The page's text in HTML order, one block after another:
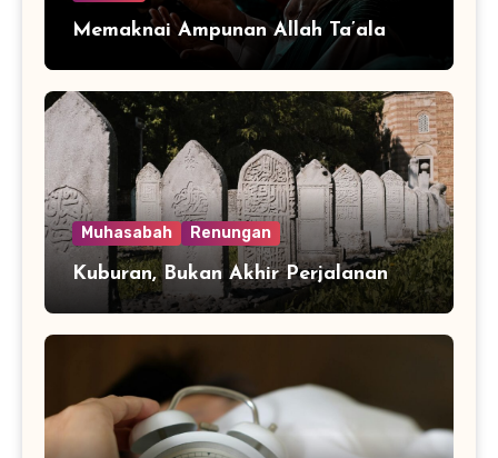
Memaknai Ampunan Allah Ta’ala
Muhasabah Renungan
Kuburan, Bukan Akhir Perjalanan